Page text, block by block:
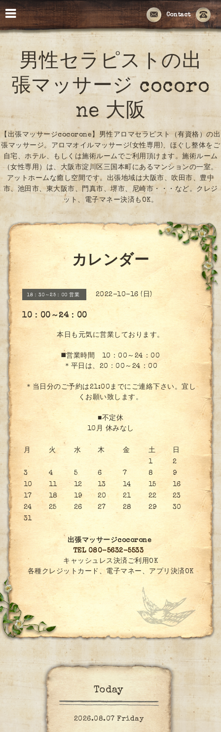
Contact
男性セラピストの出
張マッサージ cocoro
ne 大阪
【出張マッサージcocorone】男性アロマセラピスト（有資格）の出
張マッサージ。アロマオイルマッサージ(女性専用)、ほぐし整体をご
自宅、ホテル、もしくは施術ルームでご利用頂けます。施術ルーム
（女性専用）は、大阪市淀川区三国本町にあるマンションの一室。
アットホームな癒し空間です。出張地域は大阪市、吹田市、豊中
市、池田市、東大阪市、門真市、堺市、尼崎市・・・など。クレジ
ット、電子マネー決済もOK。
カレンダー
18：30～25：00 営業 2022-10-16 (日)
10：00～24：00
本日も元気に営業しております。
◼️営業時間 10：00～24：00
＊平日は、20：00～24：00
＊当日分のご予約は21:00までにご連絡下さい。宜し
くお願い致します。
■不定休
10月 休みなし
月 火 水 木 金 土
日
1
2
3
4 5 6 7 8
9
10
11 12 13 14 15
16
17
18 19 20 21 22
23
24
25 26 27 28 29
30
31
出張マッサージcocorone
TEL 080-5632-5533
キャッシュレス決済ご利用OK
各種クレジットカード、電子マネー、アプリ決済OK
Today
2026.08.07 Friday